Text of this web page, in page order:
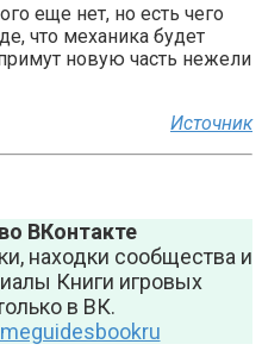
еще нет, но есть чего
что механика будет
новую часть нежели
Источник
ВКонтакте
находки сообщества и
Книги игровых
в ВК.